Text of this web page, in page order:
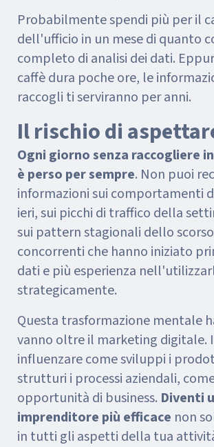
Probabilmente spendi più per il
dell'ufficio in un mese di quanto
completo di analisi dei dati.
caffè dura poche ore, le
raccogli ti serviranno per anni.
Il rischio di
Ogni giorno senza raccogliere
è perso per sempre. Non puoi
informazioni sui comportamenti
ieri, sui picchi di traffico della
sui pattern stagionali dello
concorrenti che hanno iniziato
dati e più esperienza
strategicamente.
Questa trasformazione mentale
vanno oltre il marketing digitale.
influenzare come sviluppi i
strutturi i processi aziendali,
opportunità di business. Diventi
imprenditore più efficace non
in tutti gli aspetti della tua